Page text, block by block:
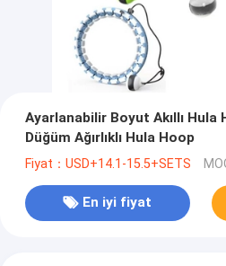
Ayarlanabilir Boyut Akıllı Hula
Düğüm Ağırlıklı Hula Hoop
Fiyat：USD+14.1-15.5+SETS
En iyi fiyat